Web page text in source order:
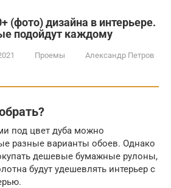
(фото) дизайна в интерьере.
подойдут каждому
Проемы Александр Петров
под цвет дуба можно
разные варианты обоев. Однако
дешевые бумажные рулоны,
будут удешевлять интерьер с